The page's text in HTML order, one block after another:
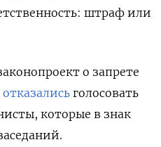
штраф или
о запрете
отказались голосовать
которые в знак